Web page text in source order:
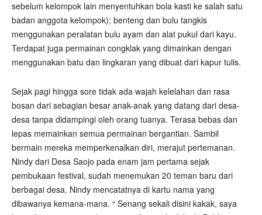
sebelum kelompok lain menyentuhkan bola kasti ke salah satu
badan anggota kelompok); benteng dan bulu tangkis
menggunakan peralatan bulu ayam dan alat pukul dari kayu.
Terdapat juga permainan congklak yang dimainkan dengan
menggunakan batu dan lingkaran yang dibuat dari kapur tulis.
Sejak pagi hingga sore tidak ada wajah kelelahan dan rasa
bosan dari sebagian besar anak-anak yang datang dari desa-
desa tanpa didampingi oleh orang tuanya. Terasa bebas dan
lepas memainkan semua permainan bergantian. Sambil
bermain mereka memperkenalkan diri, merajut pertemanan.
Nindy dari Desa Saojo pada enam jam pertama sejak
pembukaan festival, sudah menemukan 20 teman baru dari
berbagai desa. Nindy mencatatnya di kartu nama yang
dibawanya kemana-mana. “ Senang sekali disini kakak, saya